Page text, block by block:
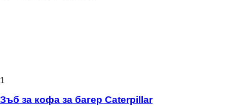
1
Зъб за кофа за багер Caterpillar